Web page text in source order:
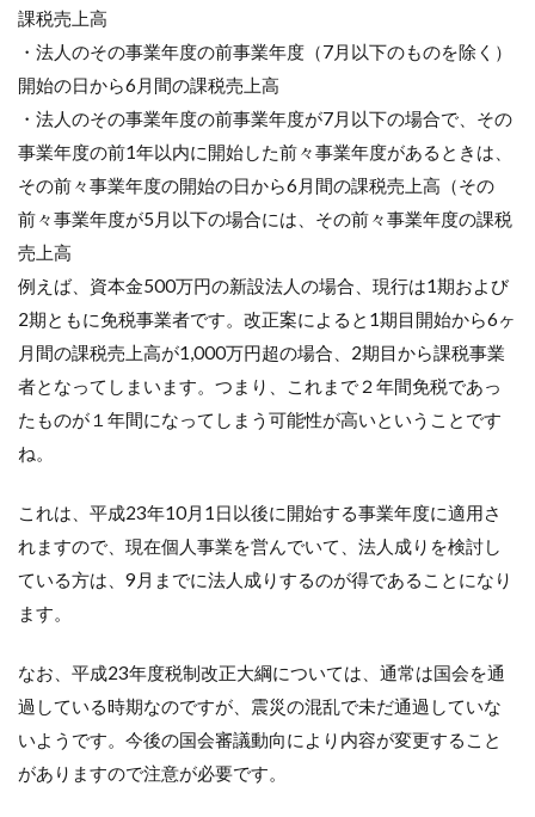
いる
はず
で、
これ
金に
税金
ける
二重
なの
では
ませ
ん
1.2.1
が認め
いるの
か？
の判決
例
課税売上高
・法人のその事業年度の前事業年度（7月以下のものを除く）
開始の日から6月間の課税売上高
・法人のその事業年度の前事業年度が7月以下の場合で、その
事業年度の前1年以内に開始した前々事業年度があるときは、
その前々事業年度の開始の日から6月間の課税売上高（その
前々事業年度が5月以下の場合には、その前々事業年度の課税
売上高
例えば、資本金500万円の新設法人の場合、現行は1期および
2期ともに免税事業者です。改正案によると1期目開始から6ヶ
月間の課税売上高が1,000万円超の場合、2期目から課税事業
者となってしまいます。つまり、これまで２年間免税であっ
たものが１年間になってしまう可能性が高いということです
ね。
これは、平成23年10月1日以後に開始する事業年度に適用さ
れますので、現在個人事業を営んでいて、法人成りを検討し
ている方は、9月までに法人成りするのが得であることになり
ます。
なお、平成23年度税制改正大綱については、通常は国会を通
過している時期なのですが、震災の混乱で未だ通過していな
いようです。今後の国会審議動向により内容が変更すること
がありますので注意が必要です。